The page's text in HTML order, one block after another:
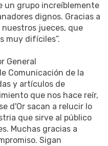
un grupo increíblemente
dignos. Gracias a
jueces, que
muy difíciles”.
General
Comunicación de la
y artículos de
que nos hace reír,
d'Or sacan a relucir lo
que sirve al público
Muchas gracias a
Sigan